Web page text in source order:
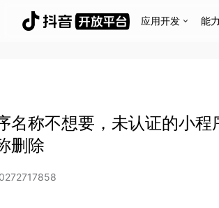
应用开发 能
名称不想要，未认证的小程
删除